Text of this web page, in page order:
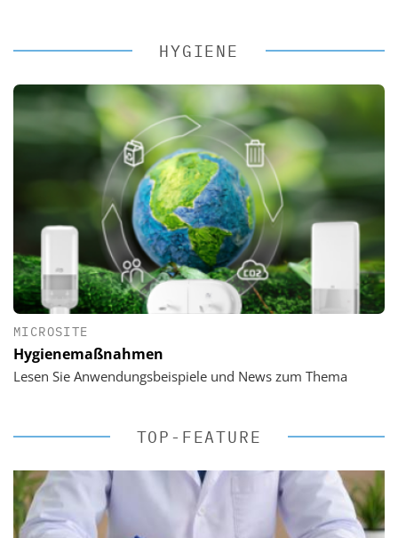
HYGIENE
MICROSITE
Hygienemaßnahmen
Lesen Sie Anwendungsbeispiele und News zum Thema
TOP-FEATURE